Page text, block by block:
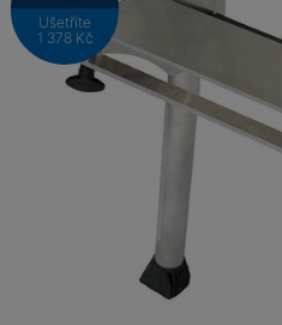
Ušetříte
1 378 Kč